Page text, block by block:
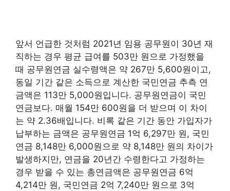
앞서 언급한 것처럼 2021년 임용 공무원이 30년 재
직하는 경우 평균 급여를 503만 원으로 가정했을
때 공무원연금 실수령액은 약 267만 5,600원이고,
동일 기간 같은 소득으로 계산한 국민연금 추측 연
금액은 113만 5,000원입니다. 공무원연금이 국민
연금보다. 매월 154만 600원을 더 받으며 이 차이
는 약 2.36배입니다. 비록 같은 기간 동안 가입자가
납부하는 금액은 공무원연금 1억 6,297만 원, 국민
연금 8,148만 6,000원으로 약 8,148만 원의 차이가
발생하지만, 연금을 20년간 수령한다고 가정하는
경우 받을 수 있는 총연금액은 공무원연금 6억
4,214만 원, 국민연금 2억 7,240만 원으로 3억